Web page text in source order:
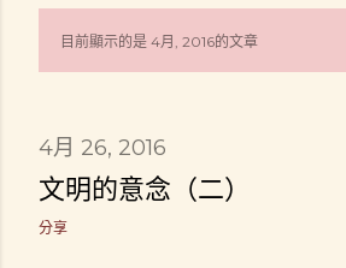
發
文
章
目前顯示的是 4月, 2016的文章
4月 26, 2016
文明的意念（二）
分享